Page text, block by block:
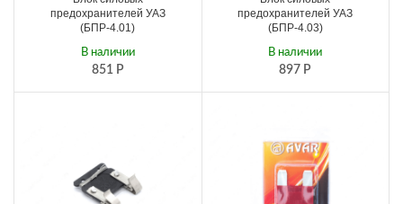
предохранителей УАЗ
(БПР-4.01)
851 Р
В наличии
предохранителей УАЗ
(БПР-4.03)
897 Р
В наличии